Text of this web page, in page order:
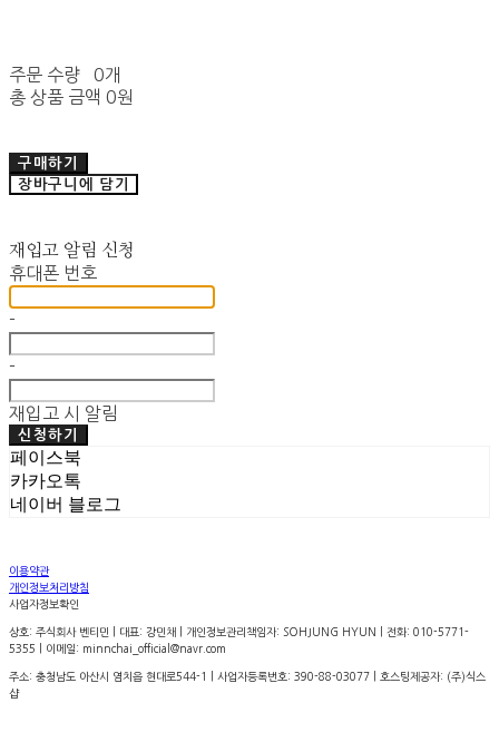
주문 수량
0개
총 상품 금액 0원
구매하기
장바구니에 담기
재입고 알림 신청
휴대폰 번호
-
-
재입고 시 알림
신청하기
페이스북
카카오톡
네이버 블로그
이용약관
개인정보처리방침
사업자정보확인
상호: 주식회사 벤티민 | 대표: 강민채 | 개인정보관리책임자: SOHJUNG HYUN | 전화: 010-5771-
5355 | 이메일: minnchai_official@navr.com
주소: 충청남도 아산시 염치읍 현대로544-1 | 사업자등록번호: 390-88-03077 | 호스팅제공자: (주)식스
샵